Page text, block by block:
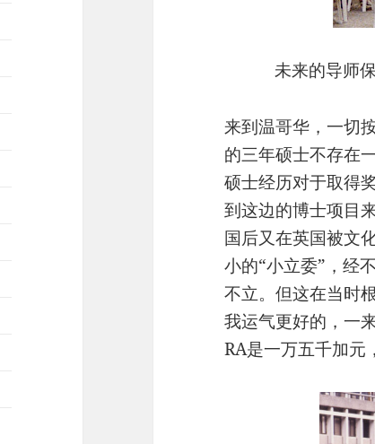
未来的导师
来到温哥华，一切
的三年硕士不存在
硕士经历对于取得
到这边的博士项目
国后又在英国被文
小的“小立委”，经
不立。但这在当时
我运气更好的，一
RA是一万五千加元